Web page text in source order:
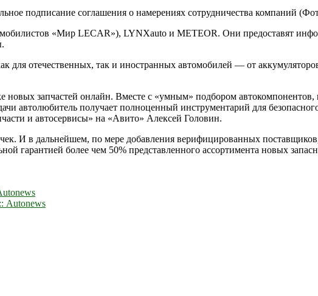
подписание соглашения о намерениях сотрудничества компаний
«Мир LECAR»), LYNXauto и METEOR. Они предоставят
для отечественных, так и иностранных автомобилей — от
запчастей онлайн. Вместе с «умным» подбором автокомпонентов,
автолюбитель получает полноценный инструментарий для
и автосервисы» на «Авито» Алексей Головин.
И в дальнейшем, по мере добавления верифицированных поставщиков,
гарантией более чем 50% представленного ассортимента новых
Autonews